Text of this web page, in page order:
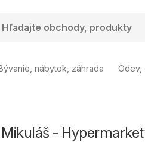
nábytok, záhrada Odev,
-